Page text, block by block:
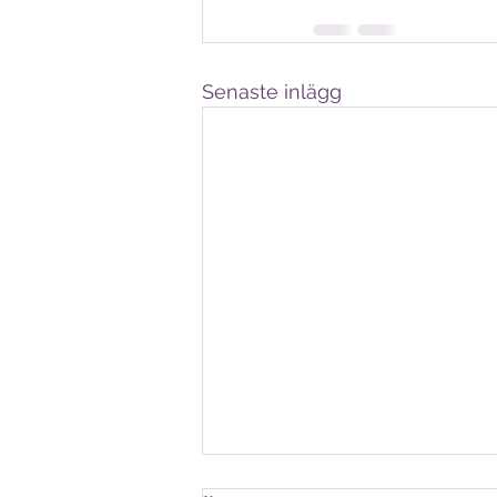
Senaste inlägg